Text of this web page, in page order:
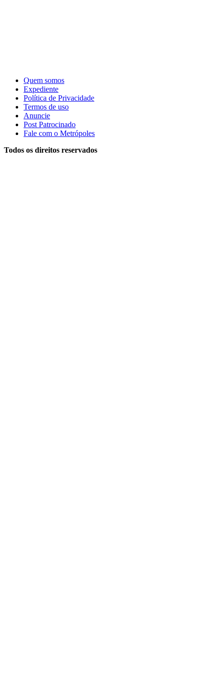
Quem somos
Expediente
Política de Privacidade
Termos de uso
Anuncie
Post Patrocinado
Fale com o Metrópoles
Todos os direitos reservados